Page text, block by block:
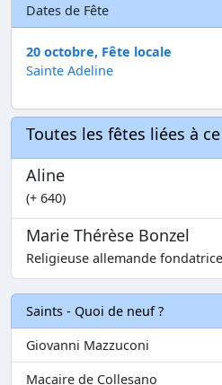
Dates de Fête
20 octobre, Fête locale
Sainte Adeline
Toutes les fêtes liées à
Aline
(+ 640)
Marie Thérèse Bonzel
Religieuse allemande
Saints - Quoi de neuf ?
Giovanni Mazzuconi
Macaire de Collesano